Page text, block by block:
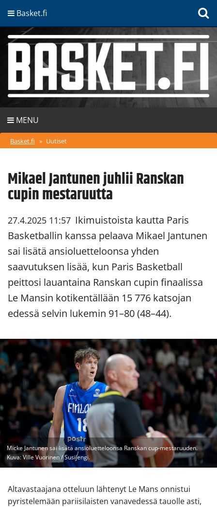
Basket.fi
MENU
Basket.fi » Uutiset
Mikael Jantunen juhlii Ranskan
cupin mestaruutta
27.4.2025 11:57 Ikimuistoista kautta Paris
Basketballin kanssa pelaava Mikael Jantunen
sai lisätä ansioluetteloonsa yhden
saavutuksen lisää, kun Paris Basketball
peittosi lauantaina Ranskan cupin finaalissa
Le Mansin kotikentällään 15 776 katsojan
edessä selvin lukemin 91–80 (48–44).
Micke Jantunen sai lisätä ansioluetteloonsa Ranskan cup-mestaruuden.
Kuva: Ville Vuorinen / Susijengi.
Altavastaajana otteluun lähtenyt Le Mans onnistui
pyristelemään pariisilaisten vanavedessä tauolle asti,